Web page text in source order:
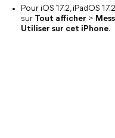
Pour iOS 17.2, iPadOS
sur Tout afficher >
Utiliser sur cet iPhone.